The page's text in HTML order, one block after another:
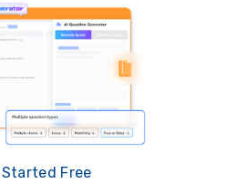
Free >